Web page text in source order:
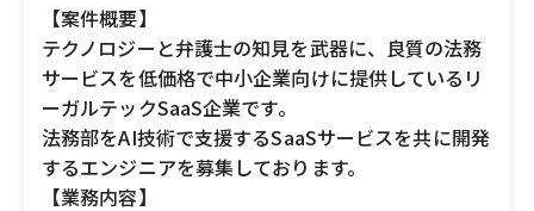
【案件概要】
テクノロジーと弁護士の知見を武器に、良質の法務
サービスを低価格で中小企業向けに提供しているリ
ーガルテックSaaS企業です。
法務部をAI技術で支援するSaaSサービスを共に開発
するエンジニアを募集しております。
【業務内容】